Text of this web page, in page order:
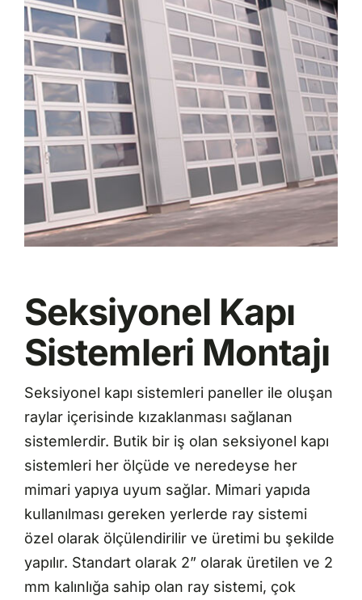
Seksiyonel Kapı
Sistemleri Montajı
Seksiyonel kapı sistemleri paneller ile oluşan
raylar içerisinde kızaklanması sağlanan
sistemlerdir. Butik bir iş olan seksiyonel kapı
sistemleri her ölçüde ve neredeyse her
mimari yapıya uyum sağlar. Mimari yapıda
kullanılması gereken yerlerde ray sistemi
özel olarak ölçülendirilir ve üretimi bu şekilde
yapılır. Standart olarak 2” olarak üretilen ve 2
mm kalınlığa sahip olan ray sistemi, çok